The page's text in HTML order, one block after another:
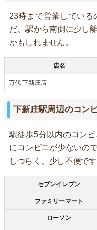
23時まで営業している
だ、駅から南側に少し
かもしれません。
店名
万代 下新庄店
下新庄駅周辺のコン
駅徒歩5分以内のコン
にコンビニが少ないの
しづらく、少し不便です
セブンイレブン
ファミリーマート
ローソン